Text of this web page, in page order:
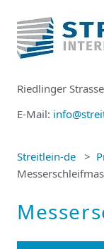
Riedlinger
E-Mail:
Streitlein-de